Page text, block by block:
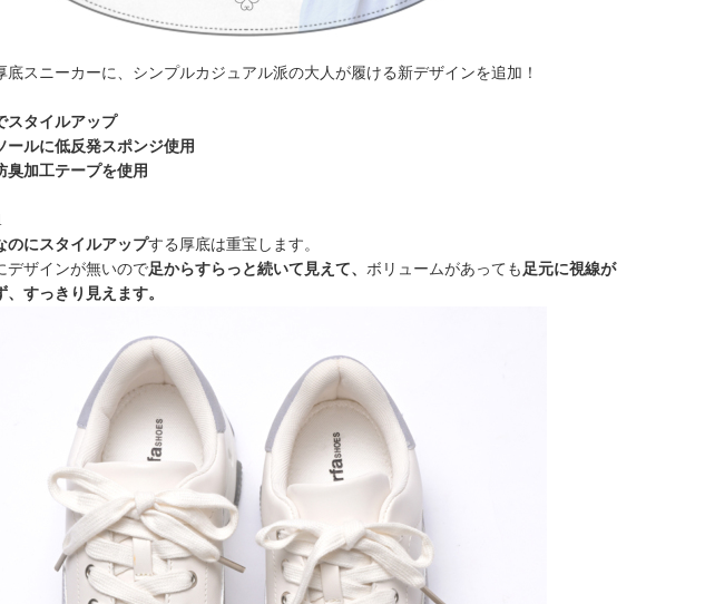
底スニーカーに、シンプルカジュアル派の大人が履ける新デザインを追加！
タイルアップ
ルに低反発スポンジ使用
加工テープを使用
のにスタイルアップする厚底は重宝します。
デザインが無いので足からすらっと続いて見えて、 ボリュームがあっても 足元に視線が
、すっきり見えます。